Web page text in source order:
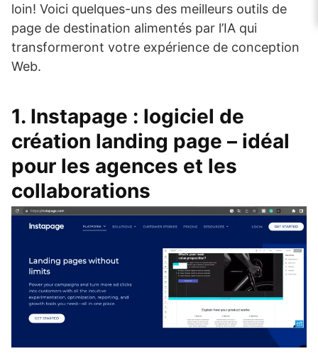
loin! Voici quelques-uns des meilleurs outils de
page de destination alimentés par l’IA qui
transformeront votre expérience de conception
Web.
1. Instapage : logiciel de
création landing page – idéal
pour les agences et les
collaborations